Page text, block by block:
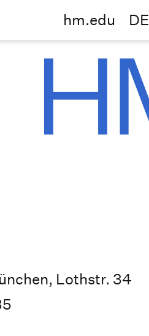
hm.edu DE
Lothstr. 34